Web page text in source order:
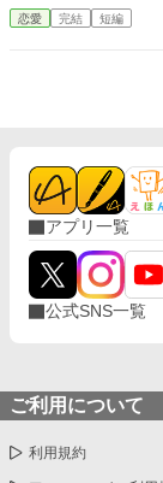
の困惑
ンは一
恋愛 完結 短編
アプリ一覧
公式SNS一覧
ご利用について
利用規約